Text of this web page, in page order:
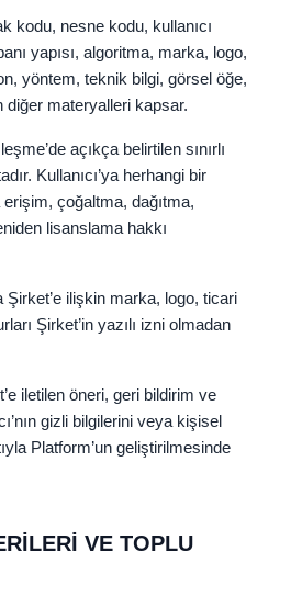
kodu, nesne kodu, kullanıcı
yapısı, algoritma, marka, logo,
yöntem, teknik bilgi, görsel öğe,
diğer materyalleri kapsar.
açıkça belirtilen sınırlı
Kullanıcı’ya herhangi bir
çoğaltma, dağıtma,
lisanslama hakkı
Şirket’e ilişkin marka, logo, ticari
Şirket’in yazılı izni olmadan
iletilen öneri, geri bildirim ve
gizli bilgilerini veya kişisel
Platform’un geliştirilmesinde
VE TOPLU